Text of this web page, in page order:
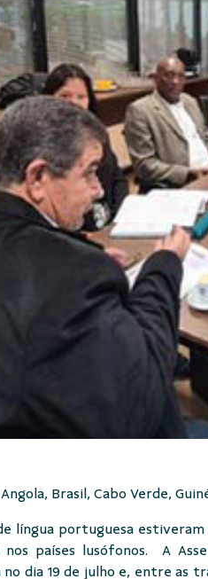
Brasil, Cabo Verde,
língua portuguesa
países lusófonos. A
no dia 19 de julho e, entre